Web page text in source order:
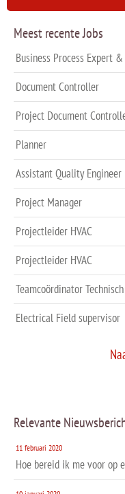
Meest recente Jobs
Business Process Expert
Document Controller
Project Document
Planner
Assistant Quality Engineer
Project Manager
Projectleider HVAC
Projectleider HVAC
Teamcoördinator
Electrical Field supervisor
Relevante
11 februari 2020
Hoe bereid ik me voor op